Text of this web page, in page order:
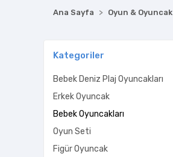
Ana Sayfa Oyun & Oyuncak
Kategoriler
Bebek Deniz Plaj Oyuncakları
Erkek Oyuncak
Bebek Oyuncakları
Oyun Seti
Figür Oyuncak